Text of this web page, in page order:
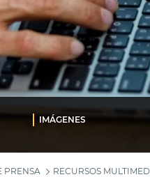
IMÁGENES
PRENSA RECURSOS